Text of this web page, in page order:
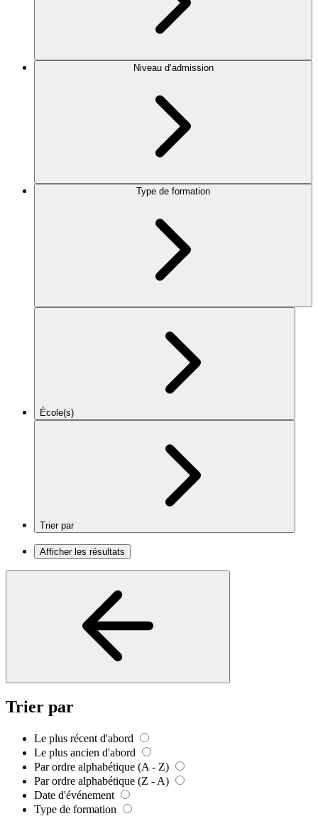
Niveau d’admission
Type de formation
École(s)
Trier par
Afficher les résultats
Trier par
Le plus récent d'abord
Le plus ancien d'abord
Par ordre alphabétique (A - Z)
Par ordre alphabétique (Z - A)
Date d'événement
Type de formation